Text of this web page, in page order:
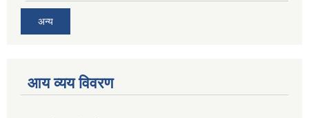
अन्य
आय व्यय विवरण